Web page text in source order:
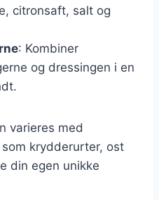
citronsaft, salt og
: Kombiner
og dressingen i en
varieres med
krydderurter, ost
din egen unikke